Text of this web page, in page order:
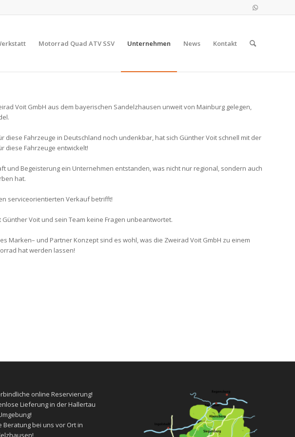
Motorrad Quad ATV SSV Unternehmen News Kontakt
Voit GmbH aus dem bayerischen Sandelzhausen unweit von Mainburg gelegen,
diese Fahrzeuge in Deutschland noch undenkbar, hat sich Günther Voit schnell mit der
diese Fahrzeuge entwickelt!
und Begeisterung ein Unternehmen entstanden, was nicht nur regional, sondern auch
hat.
serviceorientierten Verkauf betrifft!
Voit und sein Team keine Fragen unbeantwortet.
Marken– und Partner Konzept sind es wohl, was die Zweirad Voit GmbH zu einem
hat werden lassen!
online Reservierung!
Lieferung in der Hallertau
Beratungbei uns vor Ort in